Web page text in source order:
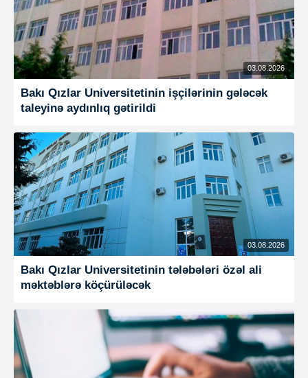
03.08.2026
Bakı Qızlar Universitetinin işçilərinin gələcək
taleyinə aydınlıq gətirildi
03.08.2026
Bakı Qızlar Universitetinin tələbələri özəl ali
məktəblərə köçürüləcək